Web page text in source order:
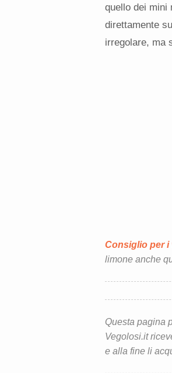
quello dei mini
direttamente
irregolare, ma
Consiglio per i
limone anche
Questa pagina
Vegolosi.it
e alla fine li